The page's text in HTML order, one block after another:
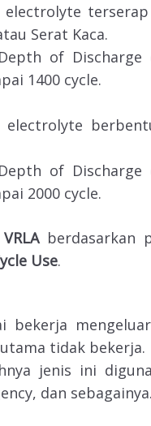
electrolyte
Serat Kaca.
of
1400 cycle.
electrolyte
of
2000 cycle.
berdasarkan
Use.
bekerja
tidak bekerja.
jenis ini
dan sebagainya.